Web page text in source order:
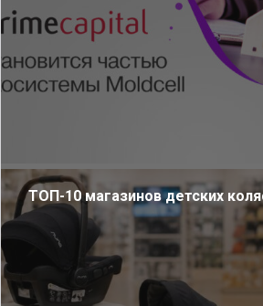
ТОП-10 магазинов детских